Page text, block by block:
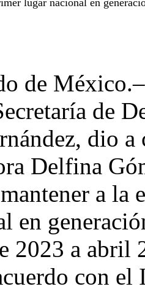
lugar nacional en
de
de
dio
Delfina
a la
en
2023 a abril
con el